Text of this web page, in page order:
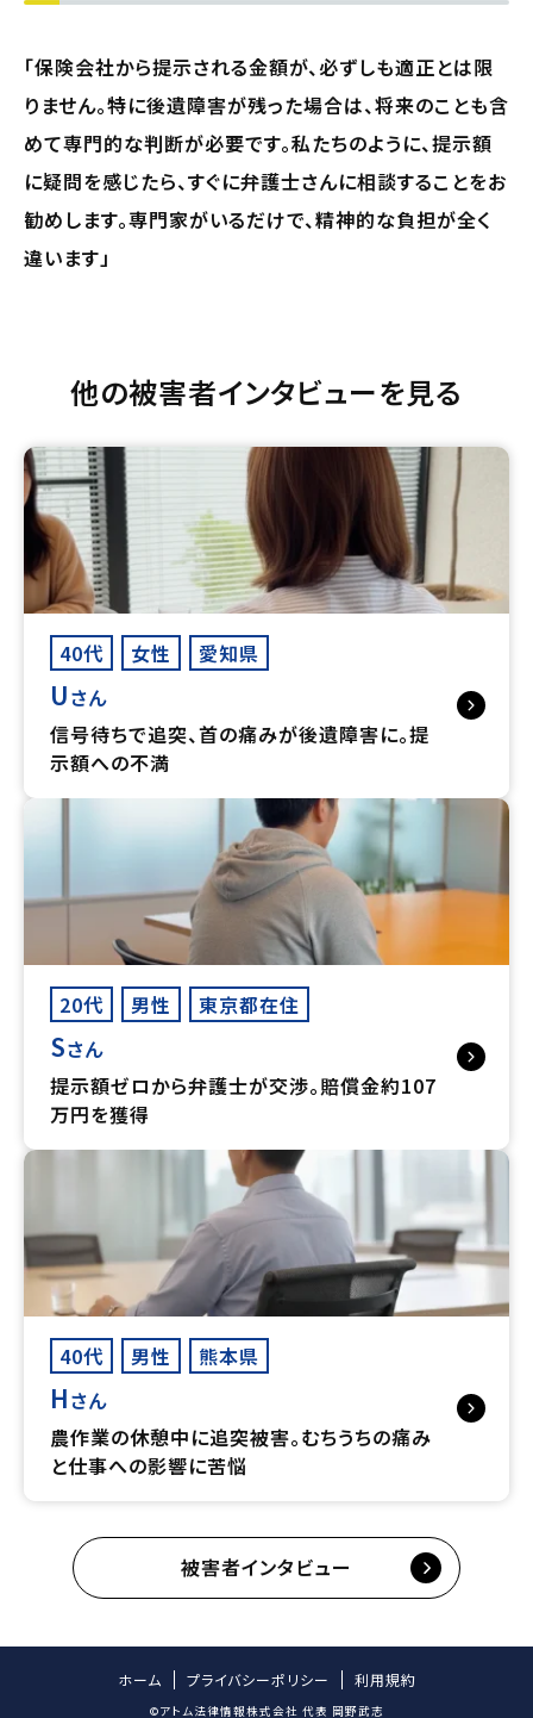
「保険会社から提示される金額が、必ずしも適正とは限
りません。特に後遺障害が残った場合は、将来のことも含
めて専門的な判断が必要です。私たちのように、提示額
に疑問を感じたら、すぐに弁護士さんに相談することをお
勧めします。専門家がいるだけで、精神的な負担が全く
違います」
他の被害者インタビューを見る
40代 女性 愛知県
Uさん
信号待ちで追突、首の痛みが後遺障害に。提
示額への不満
20代 男性 東京都在住
Sさん
提示額ゼロから弁護士が交渉。賠償金約107
万円を獲得
40代 男性 熊本県
Hさん
農作業の休憩中に追突被害。むちうちの痛み
と仕事への影響に苦悩
被害者インタビュー
ホーム プライバシーポリシー 利用規約
©アトム法律情報株式会社 代表 岡野武志